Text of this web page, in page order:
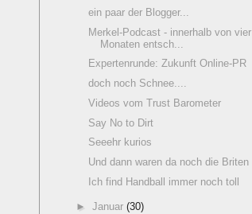
ein paar der Blogger...
Merkel-Podcast - innerhalb von vier
Monaten entsch...
Expertenrunde: Zukunft Online-PR
doch noch Schnee....
Videos vom Trust Barometer
Say No to Dirt
Seeehr kurios
Und dann waren da noch die Briten
Ich find Handball immer noch toll
► Januar (30)